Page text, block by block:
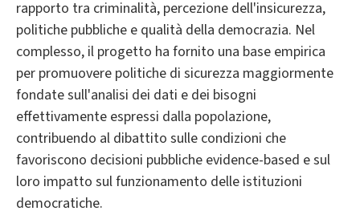
rapporto tra criminalità, percezione dell'insicurezza,
politiche pubbliche e qualità della democrazia. Nel
complesso, il progetto ha fornito una base empirica
per promuovere politiche di sicurezza maggiormente
fondate sull'analisi dei dati e dei bisogni
effettivamente espressi dalla popolazione,
contribuendo al dibattito sulle condizioni che
favoriscono decisioni pubbliche evidence-based e sul
loro impatto sul funzionamento delle istituzioni
democratiche.